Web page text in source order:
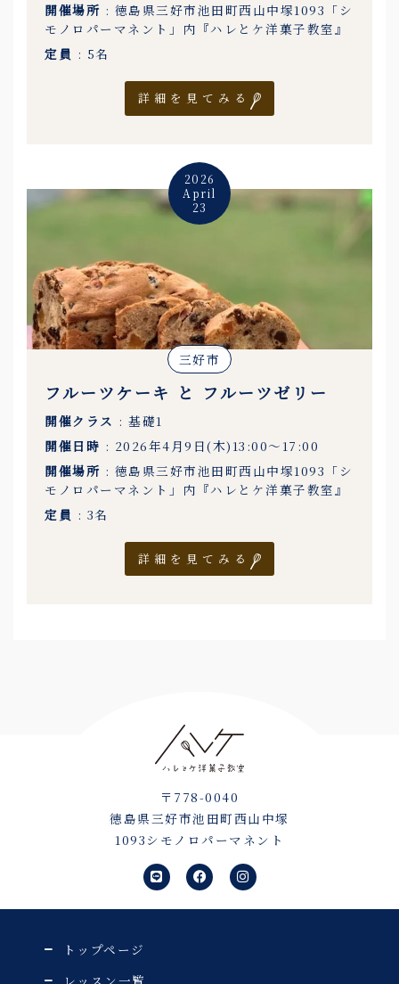
開催場所 : 徳島県三好市池田町西山中塚1093「シ
モノロパーマネント」内『ハレとケ洋菓子教室』
定員 : 5名
詳細を見てみる
2026
April
23
三好市
フルーツケーキ と フルーツゼリー
開催クラス : 基礎1
開催日時 : 2026年4月9日(木)13:00〜17:00
開催場所 : 徳島県三好市池田町西山中塚1093「シ
モノロパーマネント」内『ハレとケ洋菓子教室』
定員 : 3名
詳細を見てみる
〒778-0040
徳島県三好市池田町西山中塚
1093シモノロパーマネント
L
i
n
e
F
a
c
e
I
n
s
t
トップページ